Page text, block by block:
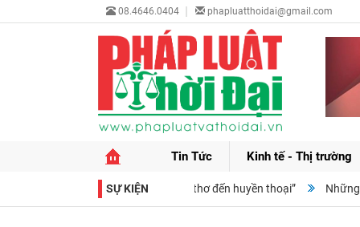
08.4646.0404 phapluatthoidai@gmail.com
Tin Tức Kinh tế - Thị trường
SỰ KIỆN
sách “Fidel Castro Ruz: Từ tuổi thơ đến huyền thoại” Những